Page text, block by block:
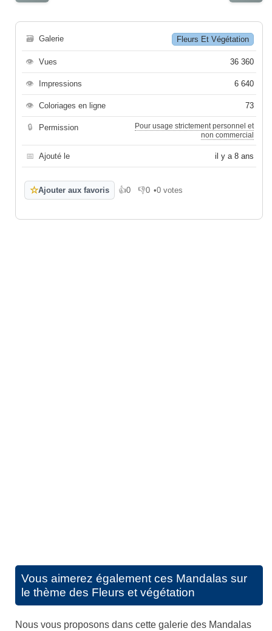
🗃 Galerie Fleurs Et Végétation
👁 Vues 36 360
👁 Impressions 6 640
👁 Coloriages en ligne 73
🔒 Permission
Pour usage strictement personnel et
non commercial
📅 Ajouté le il y a 8 ans
☆Ajouter aux favoris 👍0
J'aime 👎0
Je n'aime pas
•0 votes
Vous aimerez également ces Mandalas sur
le thème des Fleurs et végétation
Nous vous proposons dans cette galerie des Mandalas